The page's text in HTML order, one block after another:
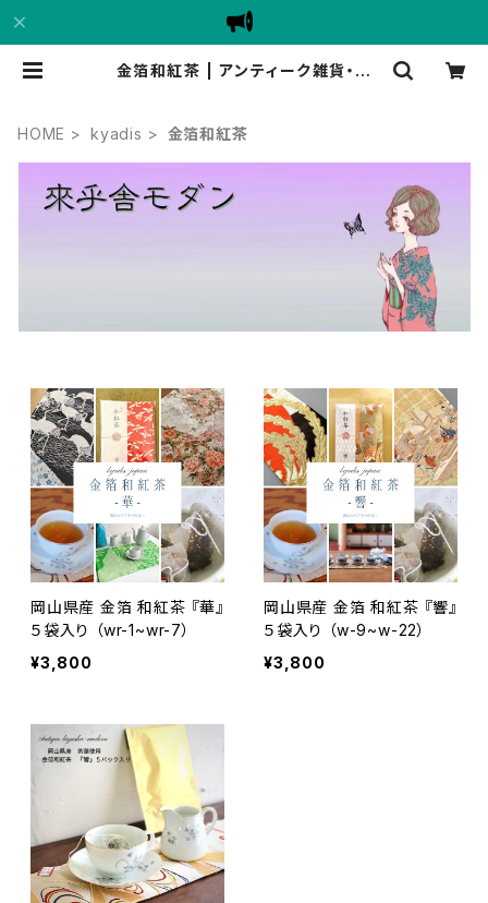
金箔和紅茶 | アンティーク雑貨・家
HOME kyadis 金箔和紅茶
岡山県産 金箔 和紅茶 『華』
５袋入り （wr-1~wr-7）
¥3,800
岡山県産 金箔 和紅茶 『響』
５袋入り （w-9~w-22）
¥3,800